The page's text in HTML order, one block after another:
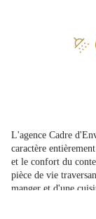
L'agence Cadre
caractère
et le confort du
pièce de vie
manger et d'une